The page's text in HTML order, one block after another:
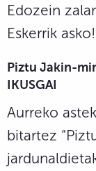
Edozein
Eskerrik asko!
Piztu Jakin-
IKUSGAI
Aurreko
bitartez